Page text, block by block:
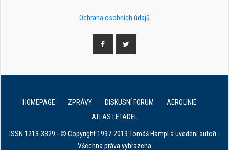
Ochrana osobních údajů
HOMEPAGE ZPRÁVY DISKUSNÍ FORUM
AEROLINIE
ATLAS LETADEL
ISSN 1213-3329 - © Copyright 1997-2019 Tomáš Hampl a uvedení autoři -
Všechna práva vyhrazena